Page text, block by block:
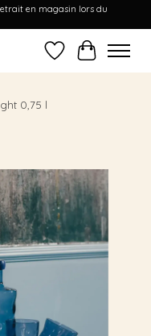
en magasin lors du
Liste dePanier
0,75 l
Items